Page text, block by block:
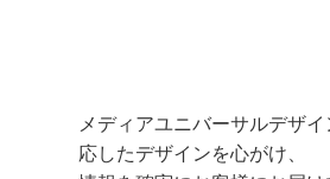
メディアユニバーサルデザ
応したデザインを心がけ、